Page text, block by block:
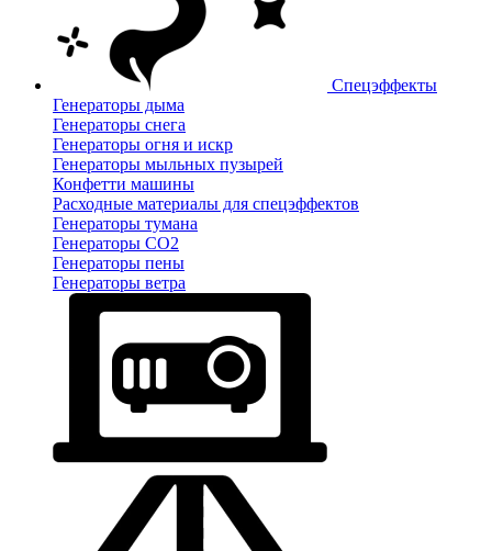
Спецэффекты
Генераторы дыма
Генераторы снега
Генераторы огня и искр
Генераторы мыльных пузырей
Конфетти машины
Расходные материалы для спецэффектов
Генераторы тумана
Генераторы CO2
Генераторы пены
Генераторы ветра